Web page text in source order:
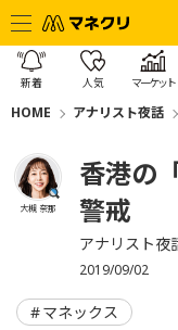
新着 人気 マーケット
HOME アナリスト夜話
大槻 奈那
香港の
警戒
アナリスト夜
2019/09/02
マネックス